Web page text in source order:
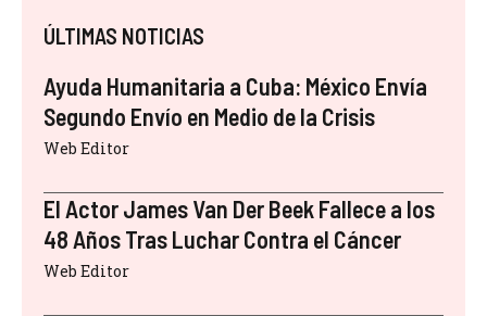
ÚLTIMAS NOTICIAS
Ayuda Humanitaria a Cuba: México Envía
Segundo Envío en Medio de la Crisis
Web Editor
El Actor James Van Der Beek Fallece a los
48 Años Tras Luchar Contra el Cáncer
Web Editor